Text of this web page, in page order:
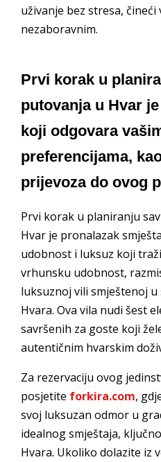
uživanje bez stresa,
nezaboravnim.
Prvi korak u
putovanja u Hvar
koji odgovara
preferencijama,
prijevoza do ovog
Prvi korak u planiranju
Hvar je pronalazak
udobnost i luksuz koji
vrhunsku udobnost,
luksuznoj vili smještenoj u
Hvara. Ova vila nudi šest
savršenih za goste koji
autentičnim hvarskim
Za rezervaciju ovog
posjetite forkira.com,
svoj luksuzan odmor u
idealnog smještaja,
Hvara. Ukoliko dolazite iz